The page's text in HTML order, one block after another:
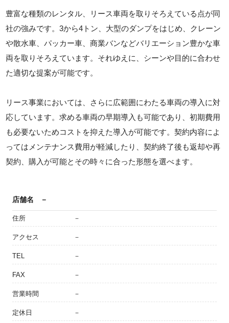
豊富な種類のレンタル、リース車両を取りそろえている点が同
社の強みです。3から4トン、大型のダンプをはじめ、クレーン
や散水車、パッカー車、商業バンなどバリエーション豊かな車
両を取りそろえています。それゆえに、シーンや目的に合わせ
た適切な提案が可能です。
リース事業においては、さらに広範囲にわたる車両の導入に対
応しています。求める車両の早期導入も可能であり、初期費用
も必要ないためコストを抑えた導入が可能です。契約内容によ
ってはメンテナンス費用が軽減したり、契約終了後も返却や再
契約、購入が可能とその時々に合った形態を選べます。
店舗名 －
住所 －
アクセス －
TEL －
FAX －
営業時間 －
定休日 －